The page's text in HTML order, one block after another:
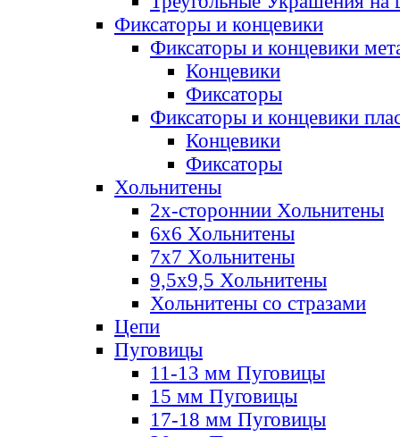
Фиксаторы и концевики
Фиксаторы и концевики
Концевики
Фиксаторы
Фиксаторы и концевики
Концевики
Фиксаторы
Хольнитены
2х-стороннии Хольнитены
6х6 Хольнитены
7х7 Хольнитены
9,5х9,5 Хольнитены
Хольнитены со стразами
Цепи
Пуговицы
11-13 мм Пуговицы
15 мм Пуговицы
17-18 мм Пуговицы